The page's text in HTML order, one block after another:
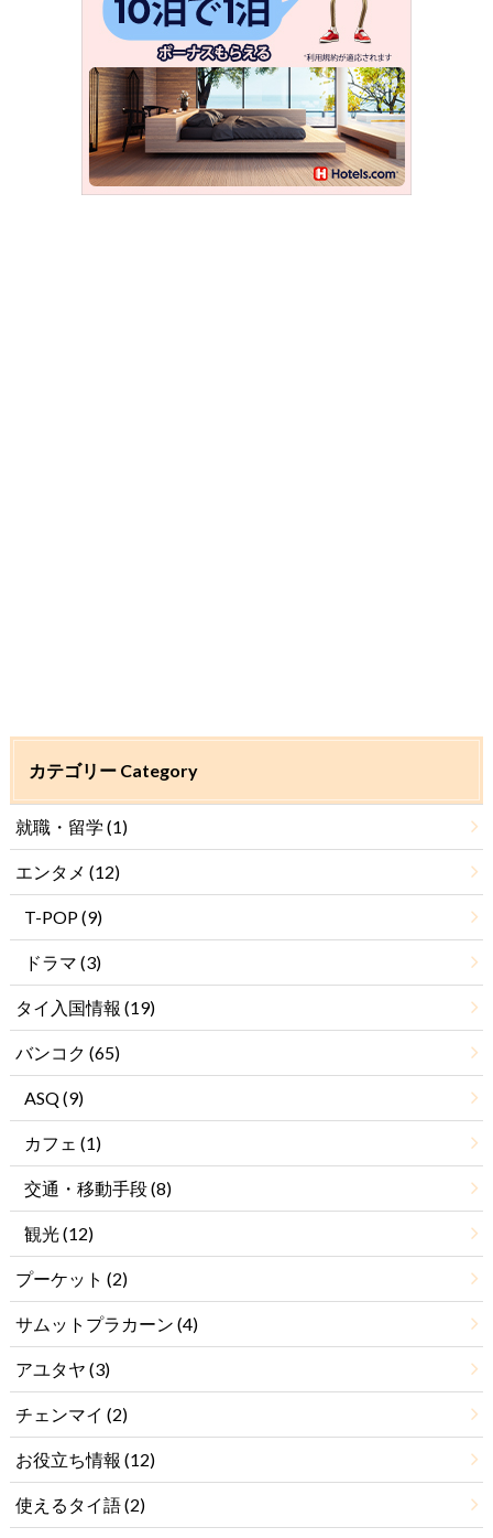
カテゴリー Category
就職・留学 (1)
エンタメ (12)
T-POP(9)
ドラマ (3)
タイ入国情報 (19)
バンコク (65)
ASQ(9)
カフェ (1)
交通・移動手段(8)
観光(12)
プーケット (2)
サムットプラカーン (4)
アユタヤ (3)
チェンマイ (2)
お役立ち情報 (12)
使えるタイ語(2)